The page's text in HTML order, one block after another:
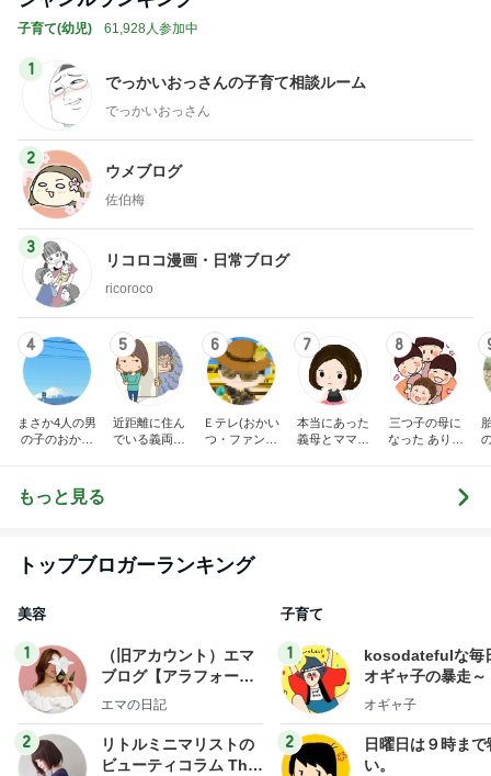
子育て(幼児) 61,928人参加中
1
でっかいおっさんの子育て相談ルーム
でっかいおっさん
2
ウメブログ
佐伯梅
3
リコロコ漫画・日常ブログ
ricoroco
4
まさか4人の男
の子のおかあ
5
近距離に住ん
でいる義両親
6
Ｅテレ(おかい
つ・ファンタ
7
本当にあった
義母とママ友
8
三つ子の母に
なった ありつ
もっと見る
トップブロガーランキング
美容
1
（旧アカウント）エマ
ブログ【アラフォー会
社売却セカンドライ
エマの日記
2
リトルミニマリストの
ビューティコラム The
子育て
1
kosodatefulな毎
オギャ子の暴走～
オギャ子
2
日曜日は９時まで
い。